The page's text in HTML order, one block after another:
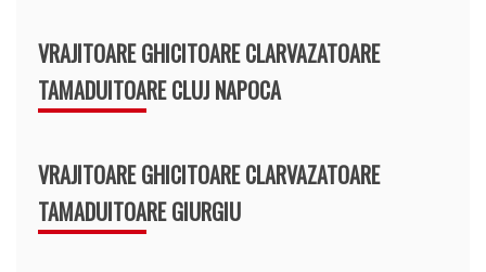
VRAJITOARE GHICITOARE CLARVAZATOARE
TAMADUITOARE CLUJ NAPOCA
VRAJITOARE GHICITOARE CLARVAZATOARE
TAMADUITOARE GIURGIU